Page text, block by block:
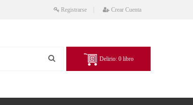
Registrarse Crear Cuenta
Delirio: 0 libro